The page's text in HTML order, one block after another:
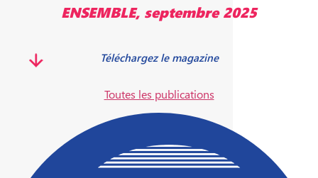
ENSEMBLE, septembre 2025
Téléchargez le magazine
Toutes les publications